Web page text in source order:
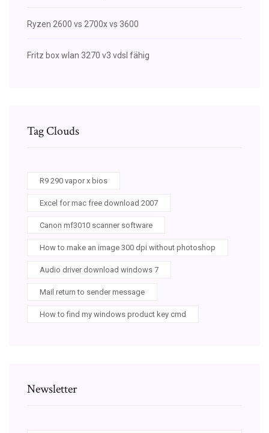
Ryzen 2600 vs 2700x vs 3600
Fritz box wlan 3270 v3 vdsl fähig
Tag Clouds
R9 290 vapor x bios
Excel for mac free download 2007
Canon mf3010 scanner software
How to make an image 300 dpi without photoshop
Audio driver download windows 7
Mail return to sender message
How to find my windows product key cmd
Newsletter